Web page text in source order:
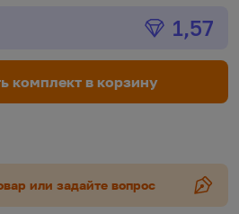
Бонус
1,57
комплект в корзину
или задайте вопрос